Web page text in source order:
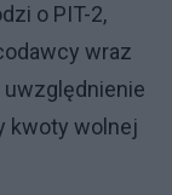
o PIT-2,
wraz
uwzględnienie
kwoty wolnej